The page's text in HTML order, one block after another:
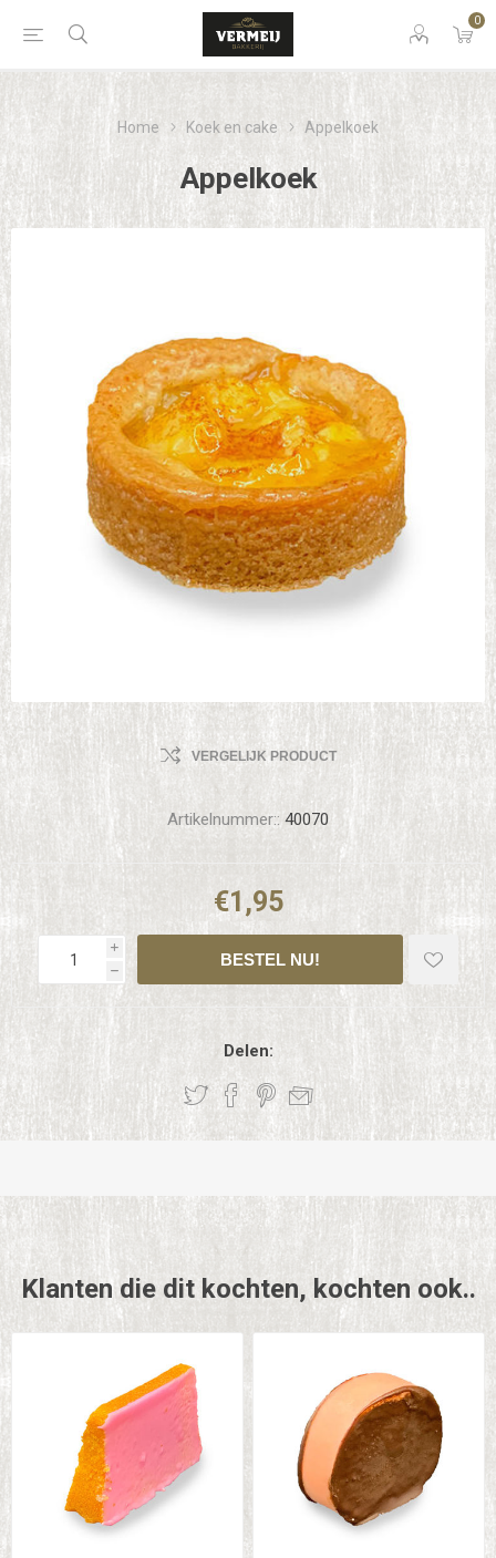
0
Home Koek en cake Appelkoek
Appelkoek
VERGELIJK PRODUCT
Artikelnummer:: 40070
€1,95
i
h
Delen:
Klanten die dit kochten, kochten ook..